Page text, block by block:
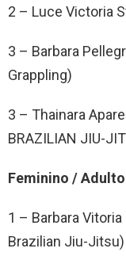
2 – Luce Victoria
3 – Barbara
Grappling)
3 – Thainara
BRAZILIAN JIU-
Feminino /
1 – Barbara
Brazilian Jiu-Jitsu)